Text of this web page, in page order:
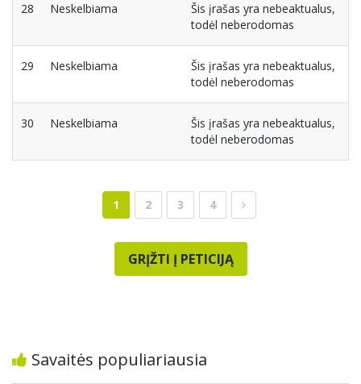
28 Neskelbiama
Šis įrašas yra nebeaktualus,
todėl neberodomas
29 Neskelbiama
Šis įrašas yra nebeaktualus,
todėl neberodomas
30 Neskelbiama
Šis įrašas yra nebeaktualus,
todėl neberodomas
1 2 3 4
GRĮŽTI Į PETICIJĄ
Savaitės populiariausia